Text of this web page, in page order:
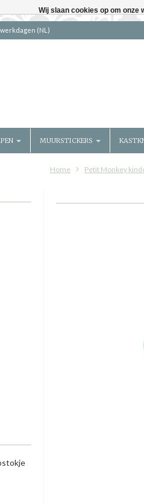
(NL)
MUURSTICKERS
Home Petit Monkey
Wij slaan cookies op om onze